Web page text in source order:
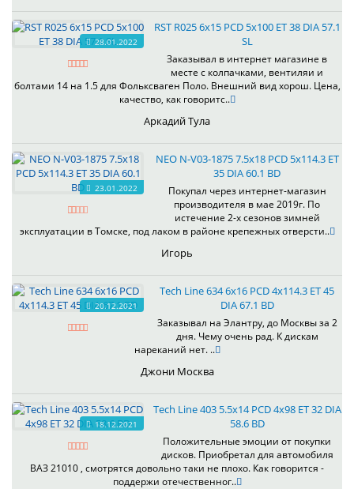
28.01.2022
RST R025 6x15 PCD 5x100 ET 38 DIA 57.1
SL
Заказывал в интернет магазине в
месте с колпачками, вентиляи и
болтами 14 на 1.5 для Фольксваген Поло. Внешний вид хорош. Цена,
качество, как говоритс..
Аркадий Тула
23.01.2022
NEO N-V03-1875 7.5x18 PCD 5x114.3 ET
35 DIA 60.1 BD
Покупал через интернет-магазин
производителя в мае 2019г. По
истечение 2-х сезонов зимней
эксплуатации в Томске, под лаком в районе крепежных отверсти..
Игорь
20.12.2021
Tech Line 634 6x16 PCD 4x114.3 ET 45
DIA 67.1 BD
Заказывал на Элантру, до Москвы за 2
дня. Чему очень рад. К дискам
нареканий нет. ..
Джони Москва
18.12.2021
Tech Line 403 5.5x14 PCD 4x98 ET 32 DIA
58.6 BD
Положительные эмоции от покупки
дисков. Приобретал для автомобиля
ВАЗ 21010 , смотрятся довольно таки не плохо. Как говорится -
поддержи отечественног..